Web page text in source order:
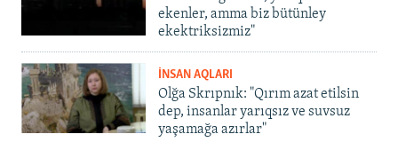
ekenler, amma biz bütünley
ekektriksizmiz"
İNSAN AQLARI
Olğa Skrıpnık: "Qırım azat etilsin
dep, insanlar yarıqsız ve suvsuz
yaşamağa azırlar"